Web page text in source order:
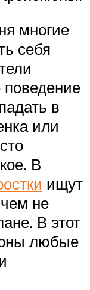
многие
себя
поведение
в
или
В
ищут
не
В этот
любые